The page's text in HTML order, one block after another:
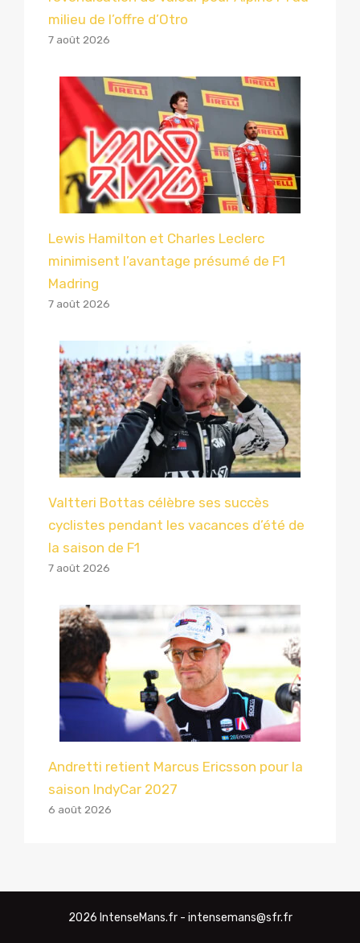
milieu de l’offre d’Otro
7 août 2026
Lewis Hamilton et Charles Leclerc
minimisent l’avantage présumé de F1
Madring
7 août 2026
Valtteri Bottas célèbre ses succès
cyclistes pendant les vacances d’été de
la saison de F1
7 août 2026
Andretti retient Marcus Ericsson pour la
saison IndyCar 2027
6 août 2026
2026 IntenseMans.fr - intensemans@sfr.fr